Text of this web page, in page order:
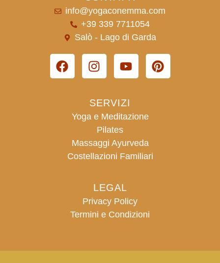
info@yogaconemma.com
+39 339 7711054
Salò - Lago di Garda
SERVIZI
Yoga e Meditazione
Pilates
Massaggi Ayurveda
Costellazioni Familiari
LEGAL
Privacy Policy
Termini e Condizioni